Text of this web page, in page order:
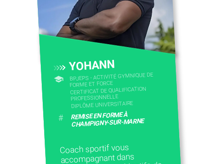
YOHANN
BPJEPS - ACTIVITÉ GYMNIQUE DE
FORME ET FORCE
CERTIFICAT DE QUALIFICATION
PROFESSIONNELLE
DIPLÔME UNIVERSITAIRE
# REMISE EN FORME À
CHAMPIGNY-SUR-MARNE
Coach sportif vous
accompagnant dans